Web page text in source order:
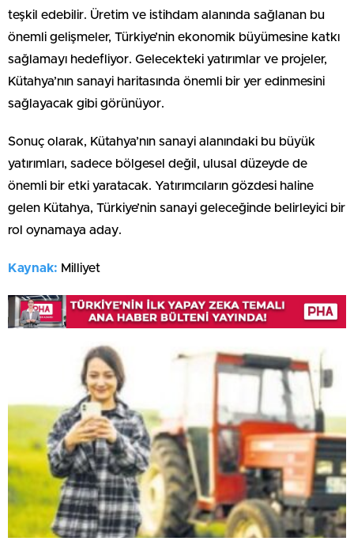
teşkil edebilir. Üretim ve istihdam alanında sağlanan bu
önemli gelişmeler, Türkiye’nin ekonomik büyümesine katkı
sağlamayı hedefliyor. Gelecekteki yatırımlar ve projeler,
Kütahya’nın sanayi haritasında önemli bir yer edinmesini
sağlayacak gibi görünüyor.
Sonuç olarak, Kütahya’nın sanayi alanındaki bu büyük
yatırımları, sadece bölgesel değil, ulusal düzeyde de
önemli bir etki yaratacak. Yatırımcıların gözdesi haline
gelen Kütahya, Türkiye’nin sanayi geleceğinde belirleyici bir
rol oynamaya aday.
Kaynak: Milliyet